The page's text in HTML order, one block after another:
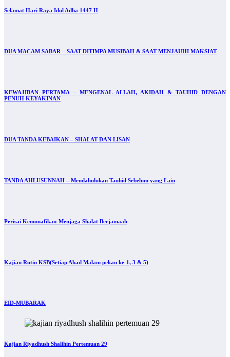
Selamat Hari Raya Idul Adha 1447 H
DUA MACAM SABAR – SAAT DITIMPA MUSIBAH & SAAT MENJAUHI MAKSIAT
KEWAJIBAN PERTAMA – MENGENAL ALLAH, AKIDAH & TAUHID DENGAN
PENUH KEYAKINAN
DUA TANDA KEBAIKAN – SHALAT DAN LISAN
TANDA AHLUSUNNAH – Mendahulukan Tauhid Sebelum yang Lain
Perisai Kemunafikan-Menjaga Shalat Berjamaah
Kajian Rutin KSB(Setiap Ahad Malam pekan ke-1, 3 & 5)
EID-MUBARAK
Kajian Riyadhush Shalihin Pertemuan 29